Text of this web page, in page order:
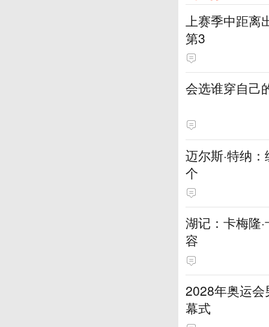
上赛季中距
第3
会选谁穿自己
迈尔斯·特纳
个
湖记：卡梅隆
容
2028年奥运
幕式